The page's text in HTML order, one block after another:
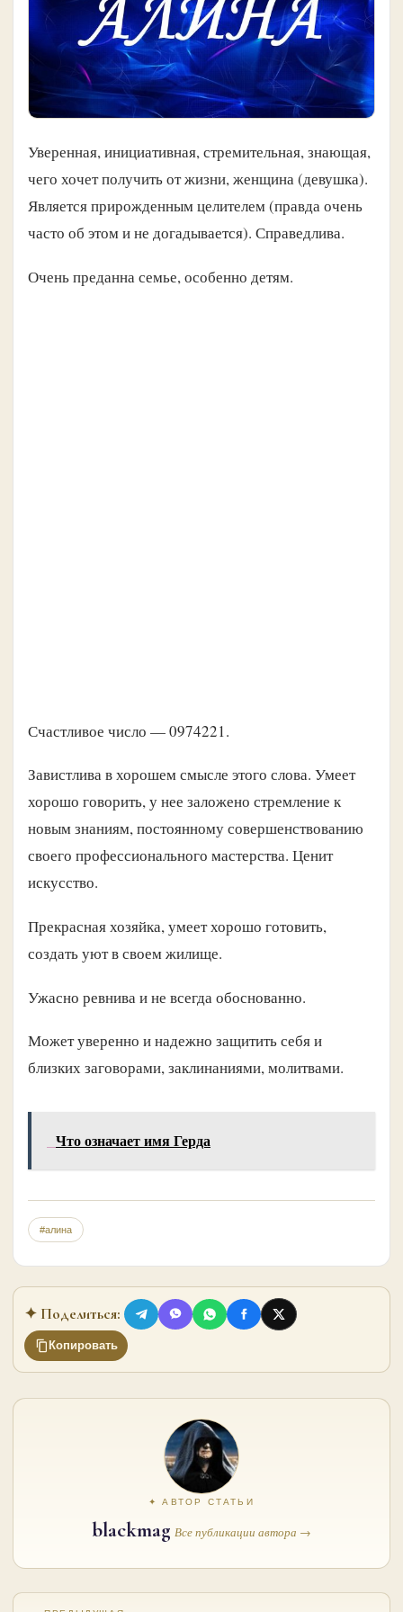
Уверенная, инициативная, стремительная, знающая,
чего хочет получить от жизни, женщина (девушка).
Является прирожденным целителем (правда очень
часто об этом и не догадывается). Справедлива.
Очень преданна семье, особенно детям.
Счастливое число — 0974221.
Завистлива в хорошем смысле этого слова. Умеет
хорошо говорить, у нее заложено стремление к
новым знаниям, постоянному совершенствованию
своего профессионального мастерства. Ценит
искусство.
Прекрасная хозяйка, умеет хорошо готовить,
создать уют в своем жилище.
Ужасно ревнива и не всегда обоснованно.
Может уверенно и надежно защитить себя и
близких заговорами, заклинаниями, молитвами.
Что означает имя Герда
#алина
✦ Поделиться:
Копировать
✦ АВТОР СТАТЬИ
blackmag Все публикации автора →